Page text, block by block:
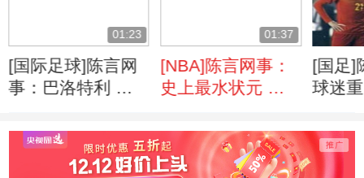
01:23
[国际足球]陈言网
事：巴洛特利 法
01:37
[NBA]陈言网事：
史上最水状元 从
[国足]
球迷